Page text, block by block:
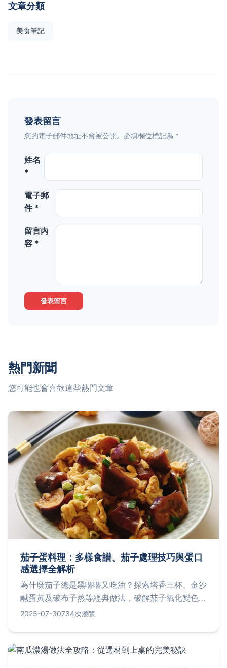
文章分類
美食筆記
發表留言
您的電子郵件地址不會被公開。必填欄位標記為 *
姓名
*
電子郵
件 *
留言內
容 *
發表留言
熱門新聞
您可能也會喜歡這些熱門文章
茄子蛋料理：多樣食譜、茄子處理技巧與蛋口
感選擇全解析
為什麼茄子總是黑嚕嚕又吃油？探索塔香三杯、金沙
鹹蛋黃及破布子蒸等經典做法，破解茄子氧化變色與
吸油難題，並學會蛋的滑嫩或焦香處理秘訣，還有常
2025-07-30734次瀏覽